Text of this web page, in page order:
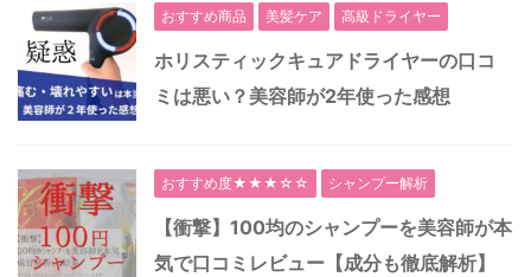
おすすめ商品 美髪ケア 高級ドライヤー
ホリスティックキュアドライヤーの口コ
ミは悪い？美容師が2年使った感想
おすすめ度★★★☆☆ シャンプー解析
【衝撃】100均のシャンプーを美容師が本
気で口コミレビュー【成分も徹底解析】